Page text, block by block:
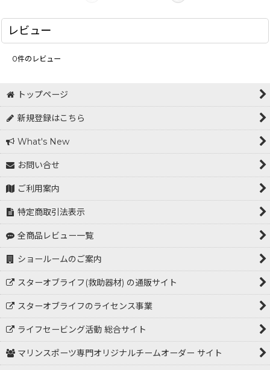
レビュー
0件のレビュー
トップページ
新規登録はこちら
What's New
お問い合せ
ご利用案内
特定商取引法表示
全商品レビュー一覧
ショールームのご案内
スターオブライフ(救助器材) の通販サイト
スターオブライフのライセンス事業
ライフセービング活動 総合サイト
マリンスポーツ専門オリジナルチームオーダー サイト